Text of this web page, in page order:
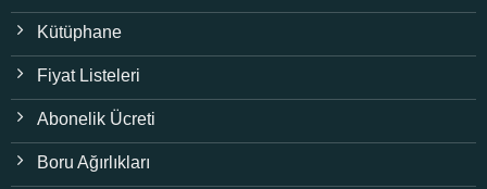
Kütüphane
Fiyat Listeleri
Abonelik Ücreti
Boru Ağırlıkları